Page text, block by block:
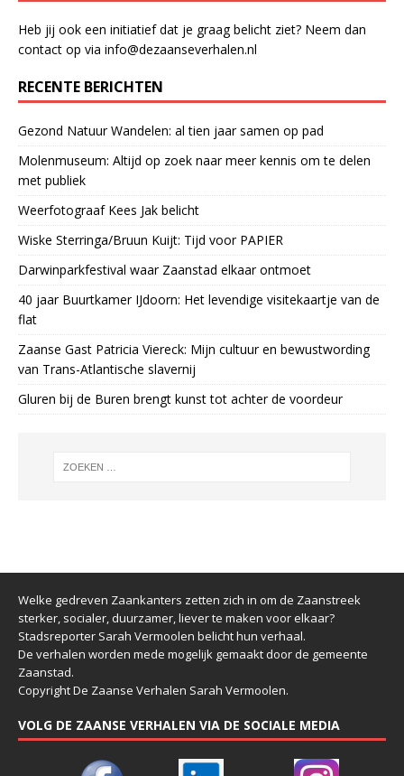
Heb jij ook een initiatief dat je graag belicht ziet? Neem dan
contact op via info@dezaanseverhalen.nl
RECENTE BERICHTEN
Gezond Natuur Wandelen: al tien jaar samen op pad
Molenmuseum: Altijd op zoek naar meer kennis om te delen
met publiek
Weerfotograaf Kees Jak belicht
Wiske Sterringa/Bruun Kuijt: Tijd voor PAPIER
Darwinparkfestival waar Zaanstad elkaar ontmoet
40 jaar Buurtkamer IJdoorn: Het levendige visitekaartje van de
flat
Zaanse Gast Patricia Viereck: Mijn cultuur en bewustwording
van Trans-Atlantische slavernij
Gluren bij de Buren brengt kunst tot achter de voordeur
Welke gedreven Zaankanters zetten zich in om de Zaanstreek
sterker, socialer, duurzamer, liever te maken voor elkaar?
Stadsreporter Sarah Vermoolen belicht hun verhaal.
De verhalen worden mede mogelijk gemaakt door de gemeente
Zaanstad.
Copyright De Zaanse Verhalen Sarah Vermoolen.
VOLG DE ZAANSE VERHALEN VIA DE SOCIALE MEDIA